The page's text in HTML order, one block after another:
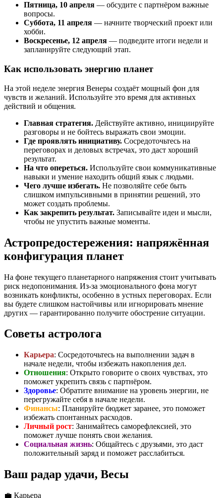
Пятница, 10 апреля — обсудите с партнёром важные
вопросы.
Суббота, 11 апреля — начните творческий проект или
хобби.
Воскресенье, 12 апреля — подведите итоги недели и
запланируйте следующий этап.
Как использовать энергию планет
На этой неделе энергия Венеры создаёт мощный фон для
чувств и желаний. Используйте это время для активных
действий и общения.
Главная стратегия. Действуйте активно, инициируйте
разговоры и не бойтесь выражать свои эмоции.
Где проявлять инициативу. Сосредоточьтесь на
переговорах и деловых встречах, это даст хороший
результат.
На что опереться. Используйте свои коммуникативные
навыки и умение находить общий язык с людьми.
Чего лучше избегать. Не позволяйте себе быть
слишком импульсивными в принятии решений, это
может создать проблемы.
Как закрепить результат. Записывайте идеи и мысли,
чтобы не упустить важные моменты.
Астропредостережения: напряжённая
конфигурация планет
На фоне текущего планетарного напряжения стоит учитывать
риск недопонимания. Из-за эмоционального фона могут
возникать конфликты, особенно в устных переговорах. Если
вы будете слишком настойчивы или игнорировать мнение
других — гарантированно получите обострение ситуации.
Советы астролога
Карьера: Сосредоточьтесь на выполнении задач в
начале недели, чтобы избежать накопления дел.
Отношения: Открыто говорите о своих чувствах, это
поможет укрепить связь с партнёром.
Здоровье: Обратите внимание на уровень энергии, не
перегружайте себя в начале недели.
Финансы: Планируйте бюджет заранее, это поможет
избежать спонтанных расходов.
Личный рост: Занимайтесь саморефлексией, это
поможет лучше понять свои желания.
Социальная жизнь: Общайтесь с друзьями, это даст
положительный заряд и поможет расслабиться.
Ваш радар удачи, Весы
💼 Карьера